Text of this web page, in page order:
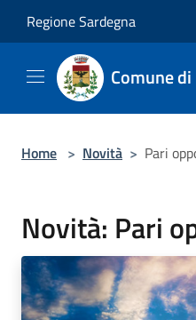
Regione Sardegna
Comune
Home > Novità > Pari
Novità: Pari